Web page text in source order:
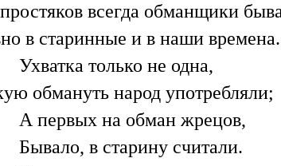
всегда обманщики
в старинные и в наши времена.
Ухватка только не одна,
обмануть народ употребляли;
А первых на обман жрецов,
Бывало, в старину считали.